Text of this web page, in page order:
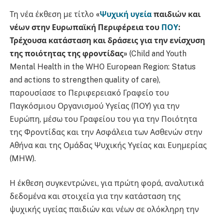
Τη νέα έκθεση με τίτλο «Ψυχική υγεία παιδιών και
νέων στην Ευρωπαϊκή Περιφέρεια του ΠΟΥ:
Τρέχουσα κατάσταση και δράσεις για την ενίσχυση
της ποιότητας της φροντίδας» (Child and Youth
Mental Health in the WHO European Region: Status
and actions to strengthen quality of care),
παρουσίασε το Περιφερειακό Γραφείο του
Παγκόσμιου Οργανισμού Υγείας (ΠΟΥ) για την
Ευρώπη, μέσω του Γραφείου του για την Ποιότητα
της Φροντίδας και την Ασφάλεια των Ασθενών στην
Αθήνα και της Ομάδας Ψυχικής Υγείας και Ευημερίας
(MHW).
Η έκθεση συγκεντρώνει, για πρώτη φορά, αναλυτικά
δεδομένα και στοιχεία για την κατάσταση της
ψυχικής υγείας παιδιών και νέων σε ολόκληρη την